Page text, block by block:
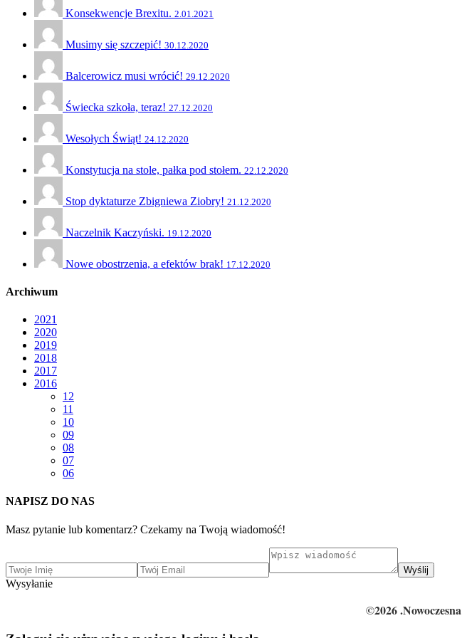
Konsekwencje Brexitu. 2.01.2021
Musimy się szczepić! 30.12.2020
Balcerowicz musi wrócić! 29.12.2020
Świecka szkoła, teraz! 27.12.2020
Wesołych Świąt! 24.12.2020
Konstytucja na stole, pałka pod stołem. 22.12.2020
Stop dyktaturze Zbigniewa Ziobry! 21.12.2020
Naczelnik Kaczyński. 19.12.2020
Nowe obostrzenia, a efektów brak! 17.12.2020
Archiwum
2021
2020
2019
2018
2017
2016
12
11
10
09
08
07
06
NAPISZ DO NAS
Masz pytanie lub komentarz? Czekamy na Twoją wiadomość!
Wyślij
Wysyłanie
©2026 .Nowoczesna